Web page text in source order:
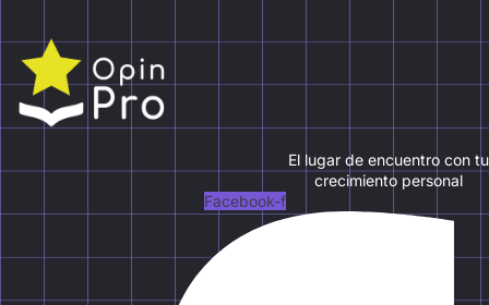
El lugar de encuentro con tu
crecimiento personal
Facebook-f